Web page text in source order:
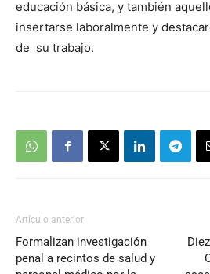
educación básica, y también
insertarse laboralmente y
de su trabajo.
Artículo anterior
Formalizan investigación
penal a recintos de salud y